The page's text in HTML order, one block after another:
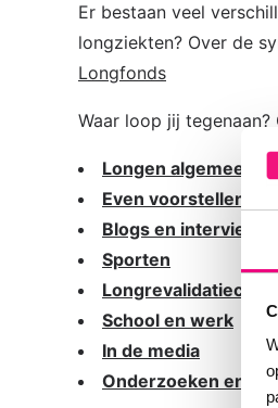
Er bestaan veel
longziekten? Over de
Longfonds
Waar loop jij
Longen algemeen
Even voorstellen
Blogs en interviews
Sporten
Longrevalidatiecentra
School en werk
In de media
Onderzoeken en